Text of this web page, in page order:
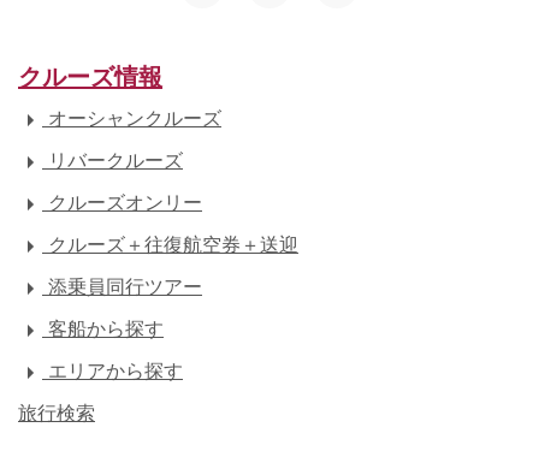
クルーズ情報
オーシャンクルーズ
リバークルーズ
クルーズオンリー
クルーズ＋往復航空券＋送迎
添乗員同行ツアー
客船から探す
エリアから探す
旅行検索